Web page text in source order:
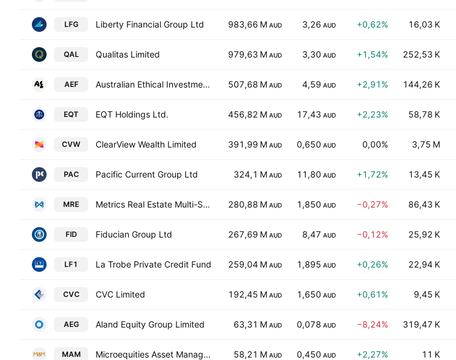
LFG Liberty Financial Group Ltd 983,66 M AUD 3,26 AUD +0,62% 16,03 K
QAL Qualitas Limited 979,63 M AUD 3,30 AUD +1,54% 252,53 K
AEF Australian Ethical Investment Ltd 507,68 M AUD 4,59 AUD +2,91% 144,26 K
EQT EQT Holdings Ltd. 456,82 M AUD 17,43 AUD +2,23% 58,78 K
CVW ClearView Wealth Limited 391,99 M AUD 0,650 AUD 0,00% 3,75 M
PAC Pacific Current Group Ltd 324,1 M AUD 11,80 AUD +1,72% 13,45 K
MRE Metrics Real Estate Multi-Strategy Fund 280,88 M AUD 1,850 AUD −0,27% 86,43 K
FID Fiducian Group Ltd 267,69 M AUD 8,47 AUD −0,12% 25,92 K
LF1 La Trobe Private Credit Fund 259,04 M AUD 1,895 AUD +0,26% 22,94 K
CVC CVC Limited 192,45 M AUD 1,650 AUD +0,61% 9,45 K
AEG Aland Equity Group Limited 63,31 M AUD 0,078 AUD −8,24% 319,47 K
MAM Microequities Asset Management Group Ltd. 58,21 M AUD 0,450 AUD +2,27% 11 K